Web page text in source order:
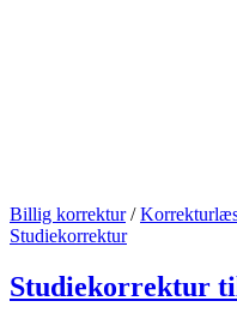
Billig korrektur/
Studiekorrektur
Studiekorrektur